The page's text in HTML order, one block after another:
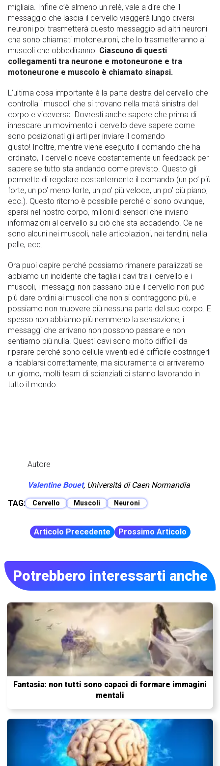
migliaia. Infine c’è almeno un relè, vale a dire che il
messaggio che lascia il cervello viaggerà lungo diversi
neuroni poi trasmetterà questo messaggio ad altri neuroni
che sono chiamati motoneuroni, che lo trasmetteranno ai
muscoli che obbediranno. Ciascuno di questi
collegamenti tra neurone e motoneurone e tra
motoneurone e muscolo è chiamato sinapsi.
L’ultima cosa importante è la parte destra del cervello che
controlla i muscoli che si trovano nella metà sinistra del
corpo e viceversa. Dovresti anche sapere che prima di
innescare un movimento il cervello deve sapere come
sono posizionati gli arti per inviare il comando
giusto! Inoltre, mentre viene eseguito il comando che ha
ordinato, il cervello riceve costantemente un feedback per
sapere se tutto sta andando come previsto. Questo gli
permette di regolare costantemente il comando (un po’ più
forte, un po’ meno forte, un po’ più veloce, un po’ più piano,
ecc.). Questo ritorno è possibile perché ci sono ovunque,
sparsi nel nostro corpo, milioni di sensori che inviano
informazioni al cervello su ciò che sta accadendo. Ce ne
sono alcuni nei muscoli, nelle articolazioni, nei tendini, nella
pelle, ecc.
Ora puoi capire perché possiamo rimanere paralizzati se
abbiamo un incidente che taglia i cavi tra il cervello e i
muscoli, i messaggi non passano più e il cervello non può
più dare ordini ai muscoli che non si contraggono più, e
possiamo non muovere più nessuna parte del suo corpo. E
spesso non abbiamo più nemmeno la sensazione, i
messaggi che arrivano non possono passare e non
sentiamo più nulla. Questi cavi sono molto difficili da
riparare perché sono cellule viventi ed è difficile costringerli
a ricablarsi correttamente, ma sicuramente ci arriveremo
un giorno, molti team di scienziati ci stanno lavorando in
tutto il mondo.
Autore
Valentine Bouet, Università di Caen Normandia
TAG:
Cervello Muscoli Neuroni
Articolo Precedente Prossimo Articolo
Potrebbero interessarti anche
Fantasia: non tutti sono capaci di formare immagini
mentali